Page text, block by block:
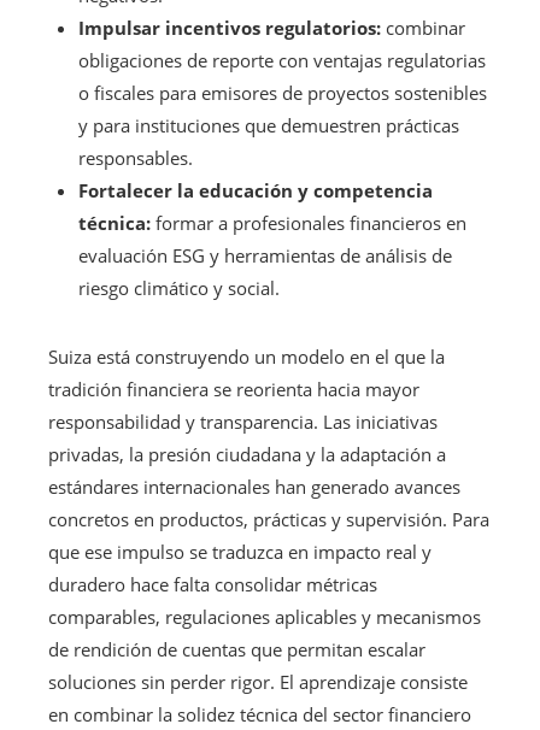
Impulsar incentivos regulatorios: combinar
obligaciones de reporte con ventajas regulatorias
o fiscales para emisores de proyectos sostenibles
y para instituciones que demuestren prácticas
responsables.
Fortalecer la educación y competencia
técnica: formar a profesionales financieros en
evaluación ESG y herramientas de análisis de
riesgo climático y social.
Suiza está construyendo un modelo en el que la
tradición financiera se reorienta hacia mayor
responsabilidad y transparencia. Las iniciativas
privadas, la presión ciudadana y la adaptación a
estándares internacionales han generado avances
concretos en productos, prácticas y supervisión. Para
que ese impulso se traduzca en impacto real y
duradero hace falta consolidar métricas
comparables, regulaciones aplicables y mecanismos
de rendición de cuentas que permitan escalar
soluciones sin perder rigor. El aprendizaje consiste
en combinar la solidez técnica del sector financiero